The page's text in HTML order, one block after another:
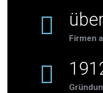
Firmen